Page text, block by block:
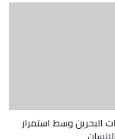
البحرين وسط استمرار